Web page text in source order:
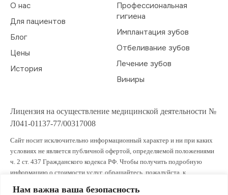
Нам важна ваша безопасность
О нас
Для пациентов
Блог
Цены
История
Профессиональная
гигиена
Имплантация зубов
Отбеливание зубов
Лечение зубов
Виниры
Лицензия на осуществление медицинской деятельности №
Л041-01137-77/00317008
Сайт носит исключительно информационный характер и ни при каких
условиях не является публичной офертой, определяемой положениями
ч. 2 ст. 437 Гражданского кодекса РФ. Чтобы получить подробную
информацию о стоимости услуг, обращайтесь, пожалуйста, к